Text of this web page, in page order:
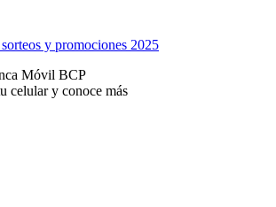
y promociones 2025
Móvil BCP
celular y conoce más